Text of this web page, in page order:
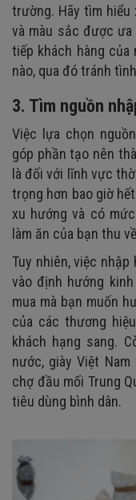
trường. Hãy tìm hiểu
và màu sắc được
tiếp khách hàng
nào, qua đó tránh
3. Tìm nguồn
Việc lựa chọn
góp phần tạo nên
là đối với lĩnh vực
trọng hơn bao giờ
xu hướng và có
làm ăn của bạn thu
Tuy nhiên, việc
vào định hướng
mua mà bạn muốn
của các thương
khách hạng sang.
nước, giày Việt
chợ đầu mối Trung
tiêu dùng bình dân.